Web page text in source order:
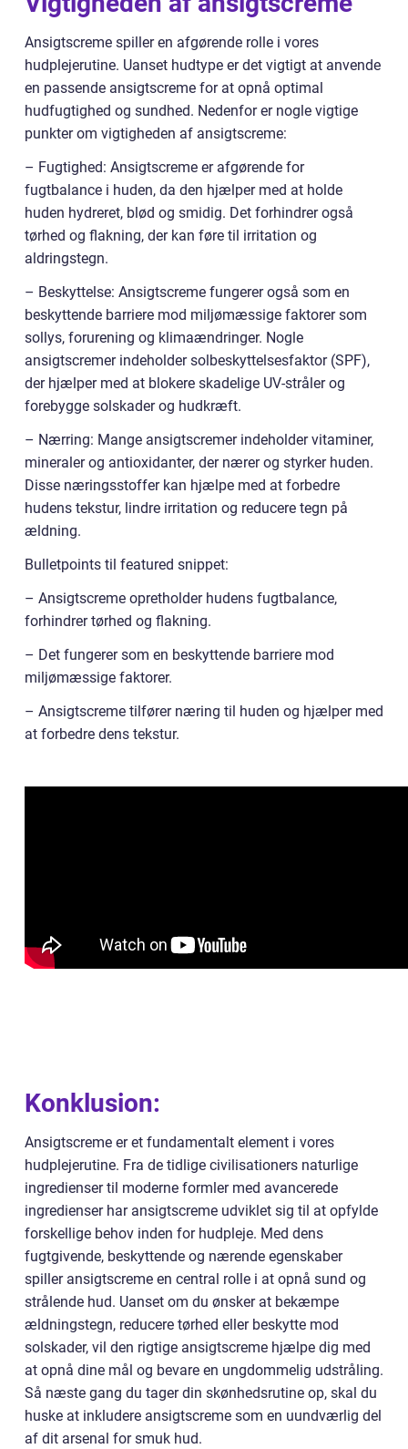
Ansigtscreme spiller en afgørende rolle i vores
hudplejerutine. Uanset hudtype er det vigtigt at anvende
en passende ansigtscreme for at opnå optimal
hudfugtighed og sundhed. Nedenfor er nogle vigtige
punkter om vigtigheden af ansigtscreme:
– Fugtighed: Ansigtscreme er afgørende for
fugtbalance i huden, da den hjælper med at holde
huden hydreret, blød og smidig. Det forhindrer også
tørhed og flakning, der kan føre til irritation og
aldringstegn.
– Beskyttelse: Ansigtscreme fungerer også som en
beskyttende barriere mod miljømæssige faktorer som
sollys, forurening og klimaændringer. Nogle
ansigtscremer indeholder solbeskyttelsesfaktor (SPF),
der hjælper med at blokere skadelige UV-stråler og
forebygge solskader og hudkræft.
– Nærring: Mange ansigtscremer indeholder vitaminer,
mineraler og antioxidanter, der nærer og styrker huden.
Disse næringsstoffer kan hjælpe med at forbedre
hudens tekstur, lindre irritation og reducere tegn på
ældning.
Bulletpoints til featured snippet:
– Ansigtscreme opretholder hudens fugtbalance,
forhindrer tørhed og flakning.
– Det fungerer som en beskyttende barriere mod
miljømæssige faktorer.
– Ansigtscreme tilfører næring til huden og hjælper med
at forbedre dens tekstur.
Konklusion:
Ansigtscreme er et fundamentalt element i vores
hudplejerutine. Fra de tidlige civilisationers naturlige
ingredienser til moderne formler med avancerede
ingredienser har ansigtscreme udviklet sig til at opfylde
forskellige behov inden for hudpleje. Med dens
fugtgivende, beskyttende og nærende egenskaber
spiller ansigtscreme en central rolle i at opnå sund og
strålende hud. Uanset om du ønsker at bekæmpe
ældningstegn, reducere tørhed eller beskytte mod
solskader, vil den rigtige ansigtscreme hjælpe dig med
at opnå dine mål og bevare en ungdommelig udstråling.
Så næste gang du tager din skønhedsrutine op, skal du
huske at inkludere ansigtscreme som en uundværlig del
af dit arsenal for smuk hud.